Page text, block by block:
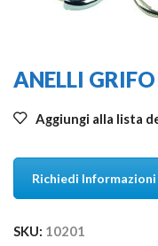
ANELLI
Aggiungi alla lista
Richiedi Informazioni
SKU: 10201